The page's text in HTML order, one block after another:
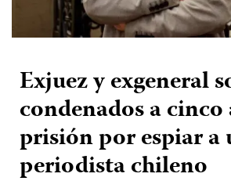
Exjuez y exgeneral
condenados a cinco
prisión por espiar a
periodista chileno